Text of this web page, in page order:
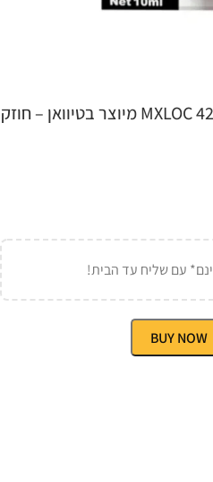
דבק נעילה לברגים אנארובי MXLOC 42 מיוצר בטיוואן – חוזק
עם שליח עד הבית!
BUY NOW